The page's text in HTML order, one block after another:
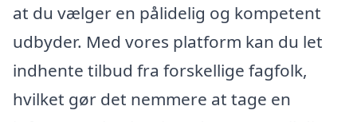
at du vælger en pålidelig og kompetent
udbyder. Med vores platform kan du let
indhente tilbud fra forskellige fagfolk,
hvilket gør det nemmere at tage en